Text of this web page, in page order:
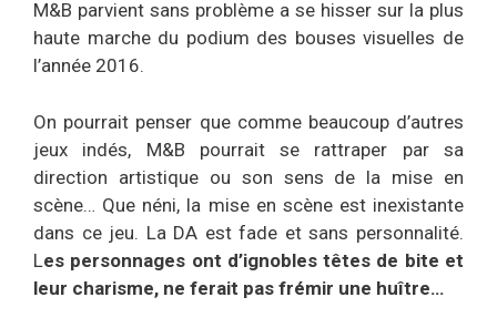
M&B parvient sans problème a se hisser sur la plus
haute marche du podium des bouses visuelles de
l’année 2016.
On pourrait penser que comme beaucoup d’autres
jeux indés, M&B pourrait se rattraper par sa
direction artistique ou son sens de la mise en
scène… Que néni, la mise en scène est inexistante
dans ce jeu. La DA est fade et sans personnalité.
Les personnages ont d’ignobles têtes de bite et
leur charisme, ne ferait pas frémir une huître…